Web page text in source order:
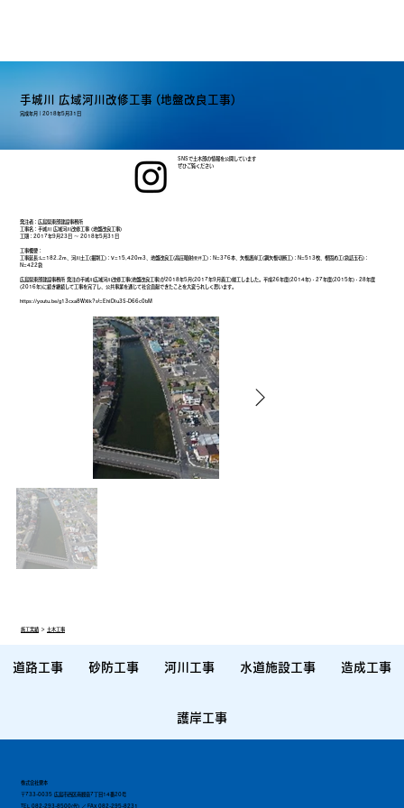
手城川 広域河川改修工事 (地盤改良工事)
完成年月｜2018年5月31日
道路工事 砂防工事 河川工事 水道施設工事 造成工事
護岸工事
施工実績＞ 土木工事
SNSで土木部の情報を公開しています
ぜひご覧ください
発注者：広島県東部建設事務所
工事名：手城川 広域河川改修工事 (地盤改良工事)
工期：2017年9月23日 ～ 2018年5月31日
工事概要：
工事延長:L=182.2m、河川土工(掘削工)：V=15,420m3、地盤改良工(高圧噴射攪拌工)：N=376本、矢板護岸工(鋼矢板切断工)：N=513枚、根固め工(袋詰玉石)：
N=422袋
広島県東部建設事務所 発注の手城川広域河川改修工事(地盤改良工事)が2018年5月(2017年9月着工)竣工しました。平成26年度(2014年)・27年度(2015年)・28年度
(2016年)に続き継続して工事を完了し、公共事業を通じて社会貢献できたことを大変うれしく思います。
https://youtu.be/g13cxa8WXIk?si=EhIDIu3S-D66c0bM
株式会社栗本
TEL082-293-8500(代) ／ FAX082-295-8231
〒733-0035 広島市西区南観音7丁目14番20号